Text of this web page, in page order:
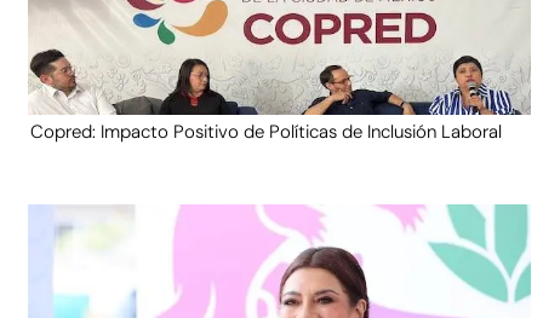
Copred: Impacto Positivo de Políticas de Inclusión Laboral